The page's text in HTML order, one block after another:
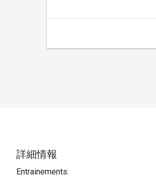
詳細情報
Entrainements: